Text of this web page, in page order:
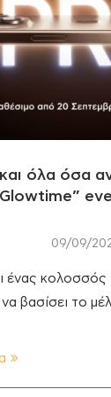
όλα όσα
Glowtime”
09/09/
ένας
να βασίσει το